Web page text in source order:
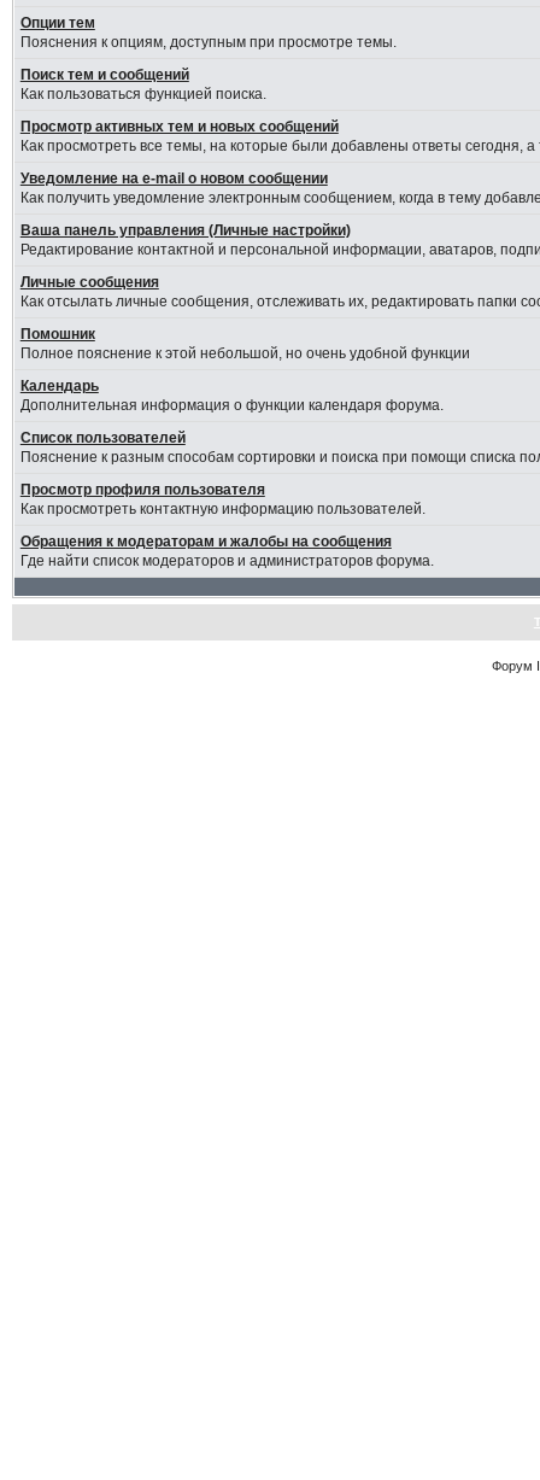
Опции тем
Пояснения к опциям, доступным при просмотре темы.
Поиск тем и сообщений
Как пользоваться функцией поиска.
Просмотр активных тем и новых сообщений
Как просмотреть все темы, на которые были добавлены ответы сегодня,
Уведомление на е-mail о новом сообщении
Как получить уведомление электронным сообщением, когда в тему
Ваша панель управления (Личные настройки)
Редактирование контактной и персональной информации, аватаров,
Личные сообщения
Как отсылать личные сообщения, отслеживать их, редактировать папки
Помошник
Полное пояснение к этой небольшой, но очень удобной функции
Календарь
Дополнительная информация о функции календаря форума.
Список пользователей
Пояснение к разным способам сортировки и поиска при помощи списка
Просмотр профиля пользователя
Как просмотреть контактную информацию пользователей.
Обращения к модераторам и жалобы на сообщения
Где найти список модераторов и администраторов форума.
Форум